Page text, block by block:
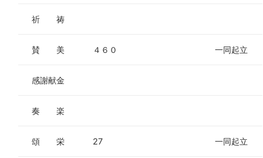
祈 祷
賛 美 ４６０ 一同起立
感謝献金
奏 楽
頌 栄 27 一同起立